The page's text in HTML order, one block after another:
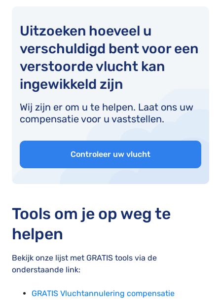
Uitzoeken hoeveel u
verschuldigd bent voor een
verstoorde vlucht kan
ingewikkeld zijn
Wij zijn er om u te helpen. Laat ons uw
compensatie voor u vaststellen.
Controleer uw vlucht
Tools om je op weg te
helpen
Bekijk onze lijst met GRATIS tools via de
onderstaande link:
GRATIS Vluchtannulering compensatie